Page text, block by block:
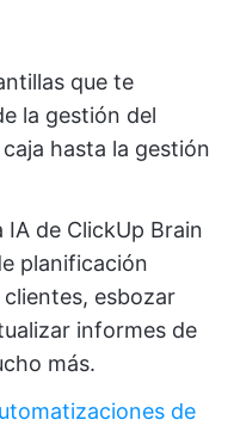
que te
la gestión del
hasta la gestión
de ClickUp Brain
planificación
esbozar
informes de
más.
de